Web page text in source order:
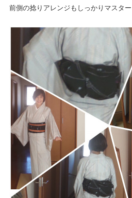
前側の捻りアレンジもしっかりマスタ